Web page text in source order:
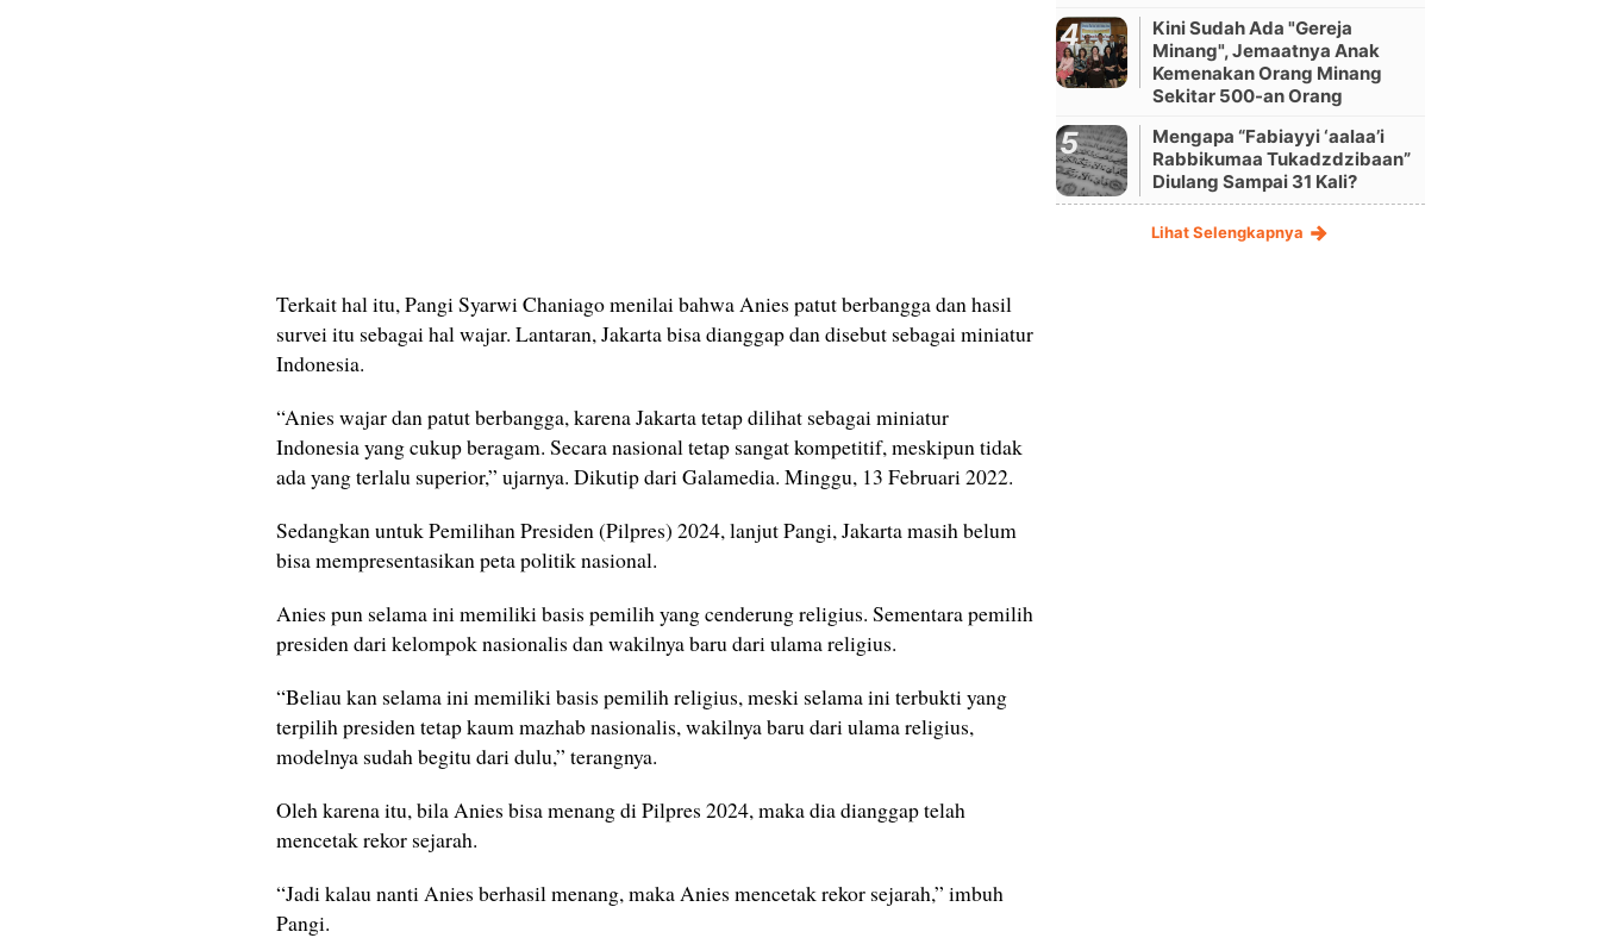
Terkait hal itu, Pangi Syarwi Chaniago menilai bahwa Anies patut berbangga dan hasil
survei itu sebagai hal wajar. Lantaran, Jakarta bisa dianggap dan disebut sebagai miniatur
Indonesia.
“Anies wajar dan patut berbangga, karena Jakarta tetap dilihat sebagai miniatur
Indonesia yang cukup beragam. Secara nasional tetap sangat kompetitif, meskipun tidak
ada yang terlalu superior,” ujarnya. Dikutip dari Galamedia. Minggu, 13 Februari 2022.
Sedangkan untuk Pemilihan Presiden (Pilpres) 2024, lanjut Pangi, Jakarta masih belum
bisa mempresentasikan peta politik nasional.
Anies pun selama ini memiliki basis pemilih yang cenderung religius. Sementara pemilih
presiden dari kelompok nasionalis dan wakilnya baru dari ulama religius.
“Beliau kan selama ini memiliki basis pemilih religius, meski selama ini terbukti yang
terpilih presiden tetap kaum mazhab nasionalis, wakilnya baru dari ulama religius,
modelnya sudah begitu dari dulu,” terangnya.
Oleh karena itu, bila Anies bisa menang di Pilpres 2024, maka dia dianggap telah
mencetak rekor sejarah.
“Jadi kalau nanti Anies berhasil menang, maka Anies mencetak rekor sejarah,” imbuh
Pangi.
Kini Sudah Ada "Gereja
Minang", Jemaatnya Anak
Kemenakan Orang Minang
Sekitar 500-an Orang
Mengapa “Fabiayyi ‘aalaa’i
Rabbikumaa Tukadzdzibaan”
Diulang Sampai 31 Kali?
Lihat Selengkapnya